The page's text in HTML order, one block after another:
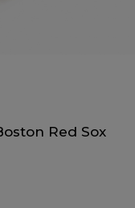
Red Sox